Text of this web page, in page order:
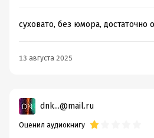
суховато, без юмора, достаточно
13 августа 2025
dnk...@mail.ru
Оценил аудиокнигу